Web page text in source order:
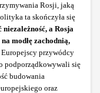
Rosji, jaką
ta skończyła się
a Rosja
modłę zachodnią,
Europejscy przywódcy
podporządkowywali się
budowania
oraz